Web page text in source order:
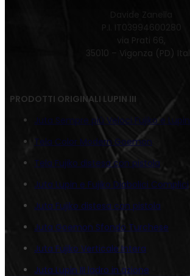
P.I. IT03994600280
via Prati 66,
35010 – Vigonza (PD)
PRODOTTI ORIGINALI LUPIN III
Juta Sempre più Veloci Fujiko e Lupin
Tela Color Modern Goemon
Tela Fujiko distesa con pistola
Juta Lupin e Fujiko Diabolici Complici
Juta Fujiko distesa con pistola
Juta Goemon Sfondo Turchese
Juta Fujiko Verticale Intera
Juta Lupin III ladro in azione